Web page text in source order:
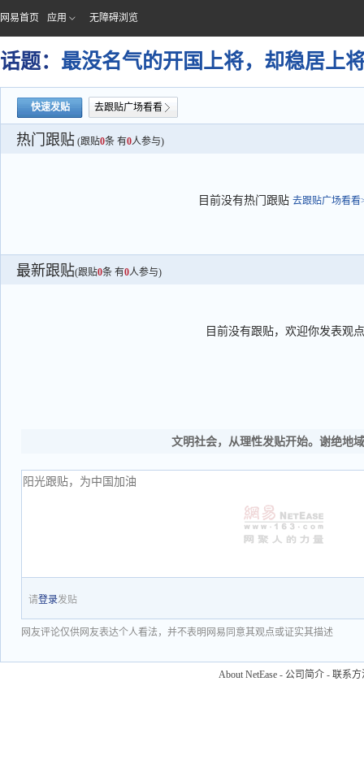
网易首页 应用 无障碍浏览
话题： 最没名气的开国上将，却稳居上
快速发贴 去跟贴广场看看
热门跟贴 (跟贴0条 有0人参与)
目前没有热门跟贴 去跟贴广场看看
最新跟贴(跟贴0条 有0人参与)
目前没有跟贴，欢迎你发表观点
文明社会，从理性发贴开始。谢绝地
请登录发贴
网友评论仅供网友表达个人看法，并不表明网易同意其观点或证实其描述
About NetEase - 公司简介 - 联系方